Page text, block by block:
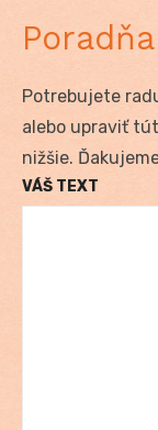
Poradňa
Potrebujete
alebo upraviť
nižšie.
VÁŠ TEXT